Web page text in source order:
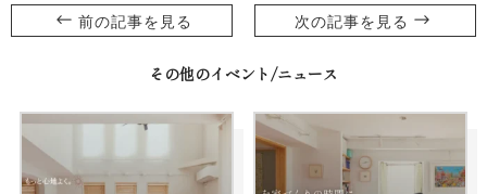
前の記事を見る 次の記事を見る
その他のイベント/ニュース